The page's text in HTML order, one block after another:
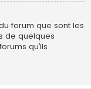
forum que sont les
de quelques
qu’ils